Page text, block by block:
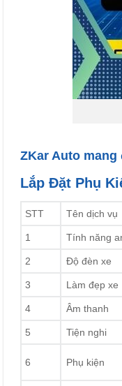
ZKar Auto mang
Lắp Đặt Phụ
STT Tên dịch vụ
1 Tính năng
2 Độ đèn xe
3 Làm đẹp xe
4 Âm thanh
5 Tiện nghi
6 Phụ kiện